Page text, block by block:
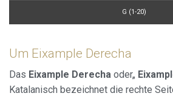
G (1-20)
Um Eixample Derecha
Das Eixample Derecha oder„
Katalanisch bezeichnet die rechte